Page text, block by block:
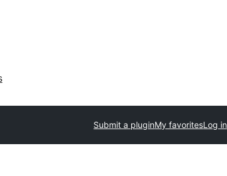
Submit a pluginMy favoritesLog in